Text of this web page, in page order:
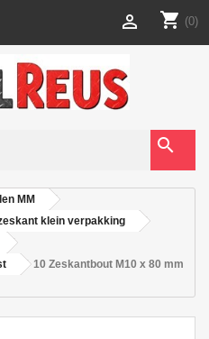
shopping_cart (0)

search
MM
klein verpakking
10 Zeskantbout M10 x 80 mm